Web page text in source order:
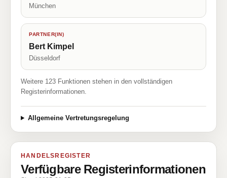
München
PARTNER(IN)
Bert Kimpel
Düsseldorf
Weitere 123 Funktionen stehen in den vollständigen
Registerinformationen.
Allgemeine Vertretungsregelung
HANDELSREGISTER
Verfügbare Registerinformationen